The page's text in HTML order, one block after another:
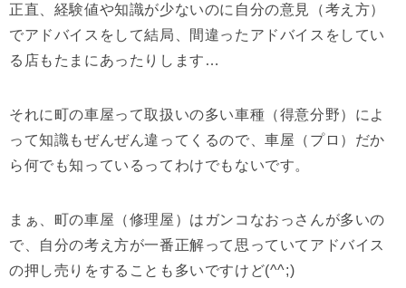
正直、経験値や知識が少ないのに自分の意見（考え方）
でアドバイスをして結局、間違ったアドバイスをしてい
る店もたまにあったりします…
それに町の車屋って取扱いの多い車種（得意分野）によ
って知識もぜんぜん違ってくるので、車屋（プロ）だか
ら何でも知っているってわけでもないです。
まぁ、町の車屋（修理屋）はガンコなおっさんが多いの
で、自分の考え方が一番正解って思っていてアドバイス
の押し売りをすることも多いですけど(^^;)